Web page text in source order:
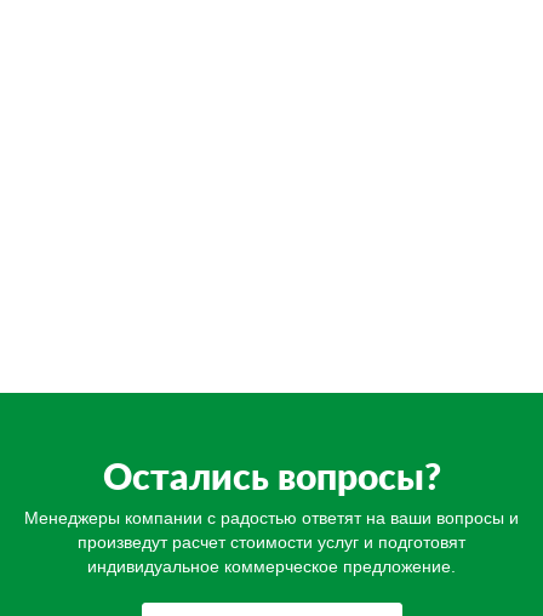
Остались вопросы?
Менеджеры компании с радостью ответят на ваши вопросы и
произведут расчет стоимости услуг и подготовят
индивидуальное коммерческое предложение.